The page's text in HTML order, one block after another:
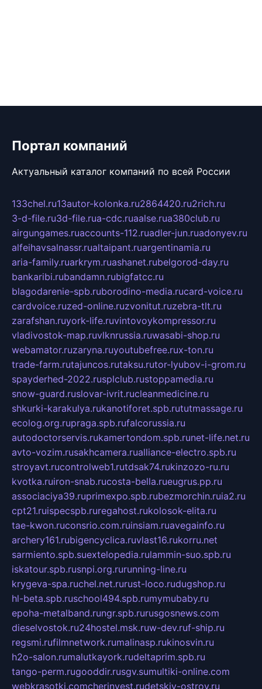
Портал компаний
Актуальный каталог компаний по всей России
133chel.ru13autor-kolonka.ru2864420.ru2rich.ru
3-d-file.ru3d-file.rua-cdc.ruaalse.rua380club.ru
airgungames.ruaccounts-112.ruadler-jun.ruadonyev.ru
alfeihavsalnassr.rualtaipant.ruargentinamia.ru
aria-family.ruarkrym.ruashanet.rubelgorod-day.ru
bankaribi.rubandamn.rubigfatcc.ru
blagodarenie-spb.ruborodino-media.rucard-voice.ru
cardvoice.ruzed-online.ruzvonitut.ruzebra-tlt.ru
zarafshan.ruyork-life.ruvintovoykompressor.ru
vladivostok-map.ruvlknrussia.ruwasabi-shop.ru
webamator.ruzaryna.ruyoutubefree.rux-ton.ru
trade-farm.rutajuncos.rutaksu.rutor-lyubov-i-grom.ru
spayderhed-2022.rusplclub.rustoppamedia.ru
snow-guard.ruslovar-ivrit.rucleanmedicine.ru
shkurki-karakulya.rukanotiforet.spb.rututmassage.ru
ecolog.org.rupraga.spb.rufalcorussia.ru
autodoctorservis.rukamertondom.spb.runet-life.net.ru
avto-vozim.rusakhcamera.rualliance-electro.spb.ru
stroyavt.rucontrolweb1.rutdsak74.rukinzozo-ru.ru
kvotka.ruiron-snab.rucosta-bella.rueugrus.pp.ru
associaciya39.ruprimexpo.spb.rubezmorchin.ruia2.ru
cpt21.ruispecspb.ruregahost.rukolosok-elita.ru
tae-kwon.ruconsrio.com.ruinsiam.ruavegainfo.ru
archery161.rubigencyclica.ruvlast16.rukorru.net
sarmiento.spb.suextelopedia.rulammin-suo.spb.ru
iskatour.spb.rusnpi.org.rurunning-line.ru
krygeva-spa.ruchel.net.rurust-loco.rudugshop.ru
hl-beta.spb.ruschool494.spb.rumymubaby.ru
epoha-metalband.rungr.spb.rurusgosnews.com
dieselvostok.ru24hostel.msk.ruw-dev.ruf-ship.ru
regsmi.rufilmnetwork.rumalinasp.rukinosvin.ru
h2o-salon.rumalutkayork.rudeltaprim.spb.ru
tango-perm.rugooddir.rusgv.sumultiki-online.com
webkrasotki.comcherinvest.rudetskiy-ostrov.ru